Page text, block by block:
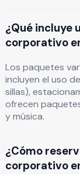
¿Qué incluye
corporativo
Los paquetes
incluyen el uso
sillas),
ofrecen
y música.
¿Cómo
corporativo